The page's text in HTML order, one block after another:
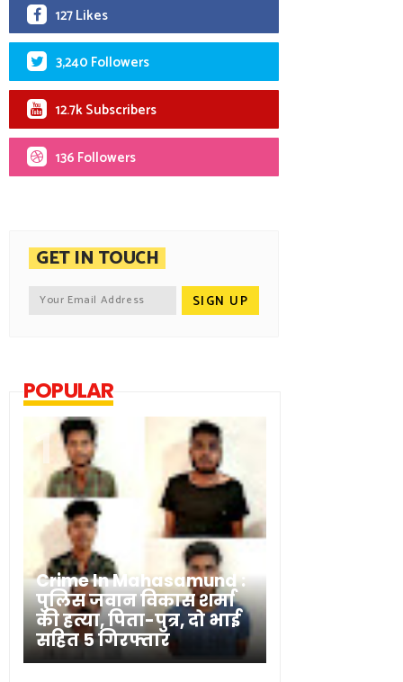
127 Likes
3,240 Followers
12.7k Subscribers
136 Followers
GET IN TOUCH
POPULAR
Crime In Mahasamund :
पुलिस जवान विकास शर्मा
की हत्या, पिता-पुत्र, दो भाई
सहित 5 गिरफ्तार